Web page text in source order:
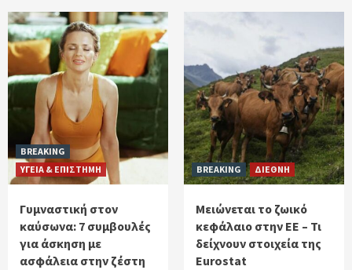
BREAKING
ΥΓΕΙΑ & ΕΠΙΣΤΗΜΗ
Γυμναστική στον
καύσωνα: 7 συμβουλές
για άσκηση με
ασφάλεια στην ζέστη
BREAKING ΔΙΕΘΝΗ
Μειώνεται το ζωικό
κεφάλαιο στην ΕΕ – Τι
δείχνουν στοιχεία της
Eurostat